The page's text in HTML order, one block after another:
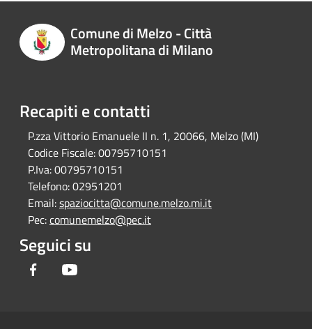
Comune di Melzo - Città
Metropolitana di Milano
Recapiti e contatti
P.zza Vittorio Emanuele II n. 1, 20066, Melzo (MI)
Codice Fiscale:00795710151
P.Iva:00795710151
Telefono:02951201
Email:spaziocitta@comune.melzo.mi.it
Pec:comunemelzo@pec.it
Seguici su
Facebook